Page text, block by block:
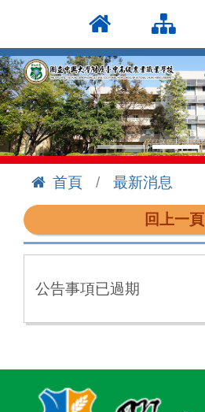
到
主
要
內
容
區
首頁
最新消息
回上一頁
公告事項已過期